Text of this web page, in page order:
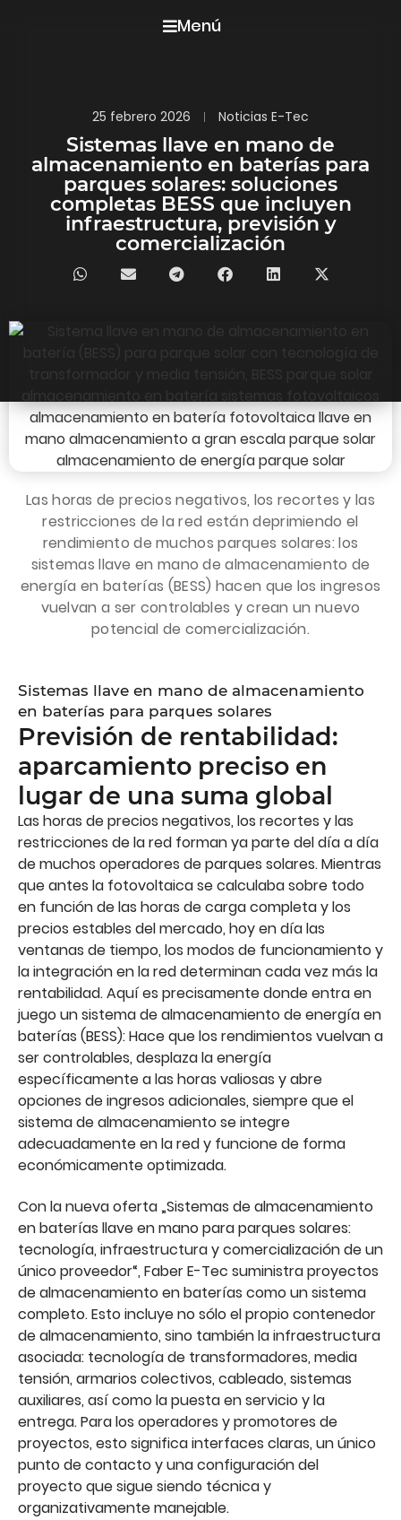
Menú
25 febrero 2026 Noticias E-Tec
Sistemas llave en mano de
almacenamiento en baterías para
parques solares: soluciones
completas BESS que incluyen
infraestructura, previsión y
comercialización
Las horas de precios negativos, los recortes y las
restricciones de la red están deprimiendo el
rendimiento de muchos parques solares: los
sistemas llave en mano de almacenamiento de
energía en baterías (BESS) hacen que los ingresos
vuelvan a ser controlables y crean un nuevo
potencial de comercialización.
Sistemas llave en mano de almacenamiento
en baterías para parques solares
Previsión de rentabilidad:
aparcamiento preciso en
lugar de una suma global
Las horas de precios negativos, los recortes y las
restricciones de la red forman ya parte del día a día
de muchos operadores de parques solares. Mientras
que antes la fotovoltaica se calculaba sobre todo
en función de las horas de carga completa y los
precios estables del mercado, hoy en día las
ventanas de tiempo, los modos de funcionamiento y
la integración en la red determinan cada vez más la
rentabilidad. Aquí es precisamente donde entra en
juego un sistema de almacenamiento de energía en
baterías (BESS): Hace que los rendimientos vuelvan a
ser controlables, desplaza la energía
específicamente a las horas valiosas y abre
opciones de ingresos adicionales, siempre que el
sistema de almacenamiento se integre
adecuadamente en la red y funcione de forma
económicamente optimizada.
Con la nueva oferta „Sistemas de almacenamiento
en baterías llave en mano para parques solares:
tecnología, infraestructura y comercialización de un
único proveedor“, Faber E-Tec suministra proyectos
de almacenamiento en baterías como un sistema
completo. Esto incluye no sólo el propio contenedor
de almacenamiento, sino también la infraestructura
asociada: tecnología de transformadores, media
tensión, armarios colectivos, cableado, sistemas
auxiliares, así como la puesta en servicio y la
entrega. Para los operadores y promotores de
proyectos, esto significa interfaces claras, un único
punto de contacto y una configuración del
proyecto que sigue siendo técnica y
organizativamente manejable.